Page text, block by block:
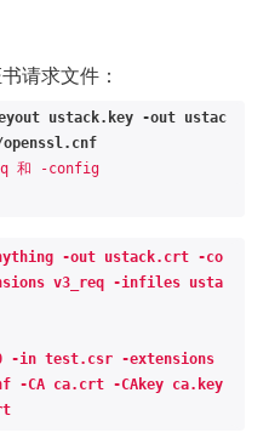
请求文件：
ustack.key -out ustac
openssl. cnf
和 -config
-out ustack.crt -co
v3_req -infiles usta
-in test.csr -extensions
CA ca.crt -CAkey ca.key